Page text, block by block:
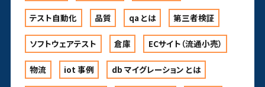
テスト自動化 品質 qa とは 第三者検証
ソフトウェアテスト 倉庫 ECサイト（流通小売）
物流 iot 事例 db マイグレーション とは